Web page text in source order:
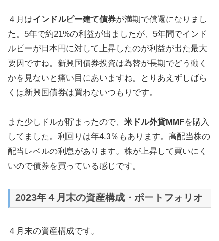
４月はインドルピー建て債券が満期で償還になりまし
た。5年で約21%の利益が出ましたが、5年間でインド
ルピーが日本円に対して上昇したのが利益が出た最大
要因ですね。新興国債券投資は為替が長期でどう動く
かを見ないと痛い目にあいますね。とりあえずしばら
くは新興国債券は買わないつもりです。
また少しドルが貯まったので、 米ドル外貨MMFを購入
してました。利回りは年4.3％もあります。高配当株の
配当レベルの利息があります。株が上昇して買いにく
いので債券を買っている感じです。
2023年４月末の資産構成・ポートフォリオ
４月末の資産構成です。